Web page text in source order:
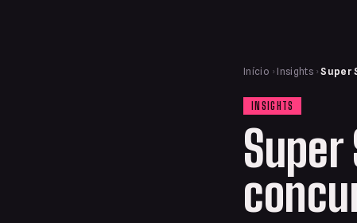
Início › Insights › Super
INSIGHTS